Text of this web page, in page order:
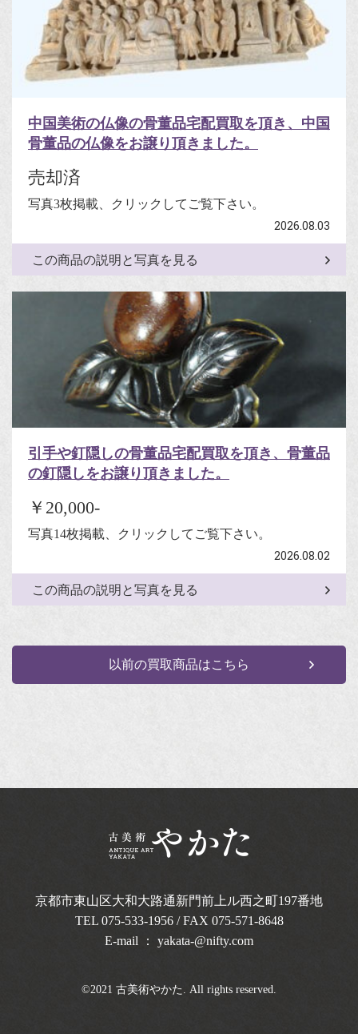
中国美術の仏像の骨董品宅配買取を頂き、中国
骨董品の仏像をお譲り頂きました。
売却済
写真3枚掲載、クリックしてご覧下さい。
2026.08.03
この商品の説明と写真を見る
引手や釘隠しの骨董品宅配買取を頂き、骨董品
の釘隠しをお譲り頂きました。
￥20,000-
写真14枚掲載、クリックしてご覧下さい。
2026.08.02
この商品の説明と写真を見る
以前の買取商品はこちら
京都市東山区大和大路通新門前上ル西之町197番地
TEL 075-533-1956/ FAX 075-571-8648
E-mail ： yakata-@nifty.com
©2021 古美術やかた. All rights reserved.